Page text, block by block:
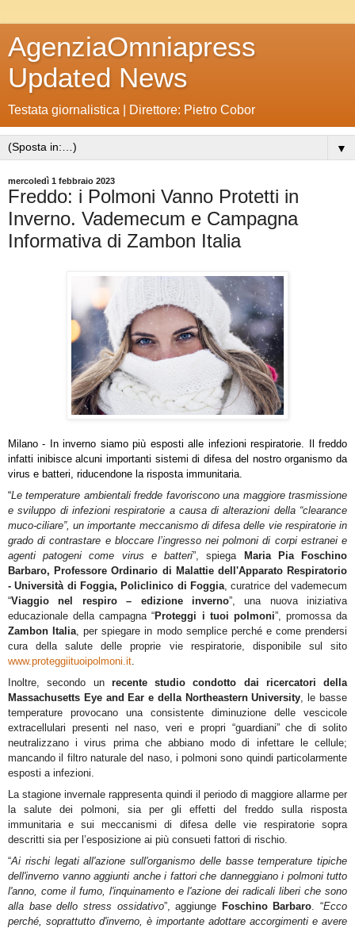
AgenziaOmniapress
Updated News
Testata giornalistica | Direttore: Pietro Cobor
▼
mercoledì 1 febbraio 2023
Freddo: i Polmoni Vanno Protetti in
Inverno. Vademecum e Campagna
Informativa di Zambon Italia
Milano - In inverno siamo più esposti alle infezioni respiratorie. Il freddo
infatti inibisce alcuni importanti sistemi di difesa del nostro organismo da
virus e batteri, riducendone la risposta immunitaria.
“Le temperature ambientali fredde favoriscono una maggiore trasmissione
e sviluppo di infezioni respiratorie a causa di alterazioni della “clearance
muco-ciliare”, un importante meccanismo di difesa delle vie respiratorie in
grado di contrastare e bloccare l’ingresso nei polmoni di corpi estranei e
agenti patogeni come virus e batteri”, spiega Maria Pia Foschino
Barbaro, Professore Ordinario di Malattie dell'Apparato Respiratorio
- Università di Foggia, Policlinico di Foggia , curatrice del vademecum
“Viaggio nel respiro – edizione inverno”, una nuova iniziativa
educazionale della campagna “Proteggi i tuoi polmoni”, promossa da
Zambon Italia , per spiegare in modo semplice perché e come prendersi
cura della salute delle proprie vie respiratorie, disponibile sul sito
www.proteggiituoipolmoni.it
Inoltre, secondo un recente studio condotto dai ricercatori della
Massachusetts Eye and Ear e della Northeastern University , le basse
temperature provocano una consistente diminuzione delle vescicole
extracellulari presenti nel naso, veri e propri “guardiani” che di solito
neutralizzano i virus prima che abbiano modo di infettare le cellule;
mancando il filtro naturale del naso, i polmoni sono quindi particolarmente
esposti a infezioni.
La stagione invernale rappresenta quindi il periodo di maggiore allarme per
la salute dei polmoni, sia per gli effetti del freddo sulla risposta
immunitaria e sui meccanismi di difesa delle vie respiratorie sopra
descritti sia per l’esposizione ai più consueti fattori di rischio.
“Ai rischi legati all'azione sull'organismo delle basse temperature tipiche
dell'inverno vanno aggiunti anche i fattori che danneggiano i polmoni tutto
l'anno, come il fumo, l'inquinamento e l'azione dei radicali liberi che sono
alla base dello stress ossidativo”, aggiunge Foschino Barbaro . “Ecco
perché, soprattutto d'inverno, è importante adottare accorgimenti e avere